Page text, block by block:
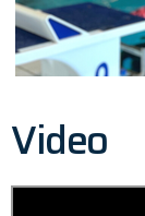
Video